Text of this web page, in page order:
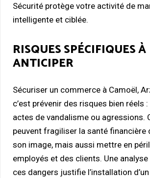
Sécurité protège votre activité de
intelligente et ciblée.
RISQUES SPÉCIFIQUES À
ANTICIPER
Sécuriser un commerce à Camoël,
c’est prévenir des risques bien réels
actes de vandalisme ou agressions.
peuvent fragiliser la santé financière
son image, mais aussi mettre en
employés et des clients. Une
ces dangers justifie l’installation